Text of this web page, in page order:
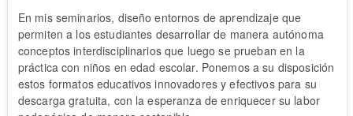
En mis seminarios, diseño entornos de aprendizaje que
permiten a los estudiantes desarrollar de manera autónoma
conceptos interdisciplinarios que luego se prueban en la
práctica con niños en edad escolar. Ponemos a su disposición
estos formatos educativos innovadores y efectivos para su
descarga gratuita, con la esperanza de enriquecer su labor